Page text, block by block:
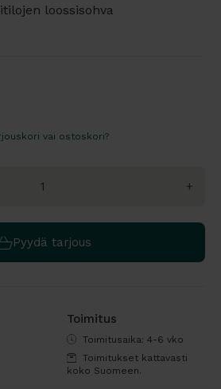
loossisohva
vai ostoskori?
+
Pyydä tarjous
Toimitus
Toimitusaika: 4-6 vko
Toimitukset kattavasti
koko Suomeen.